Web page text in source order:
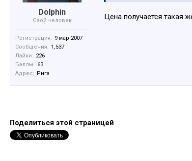
Dolphin
Свой человек
Регистрация: 9 мар 2007
Сообщения: 1,537
Лайки: 226
Баллы: 63
Адрес: Рига
Цена получается такая
Поделиться этой страницей